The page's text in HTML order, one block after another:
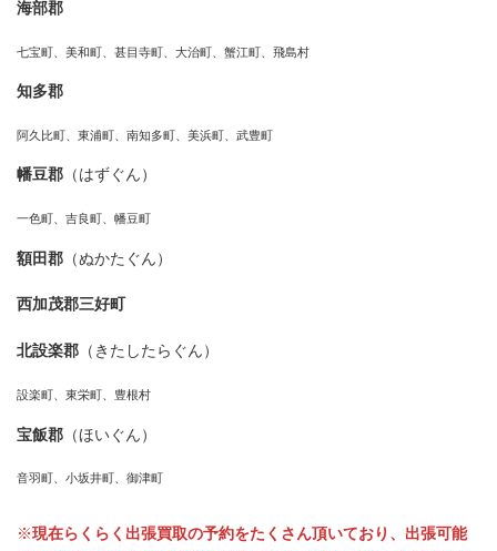
海部郡
七宝町、美和町、甚目寺町、大治町、蟹江町、飛島村
知多郡
阿久比町、東浦町、南知多町、美浜町、武豊町
幡豆郡 （はずぐん）
一色町、吉良町、幡豆町
額田郡 （ぬかたぐん）
西加茂郡三好町
北設楽郡 （きたしたらぐん）
設楽町、東栄町、豊根村
宝飯郡 （ほいぐん）
音羽町、小坂井町、御津町
※現在らくらく出張買取の予約をたくさん頂いており、出張可能